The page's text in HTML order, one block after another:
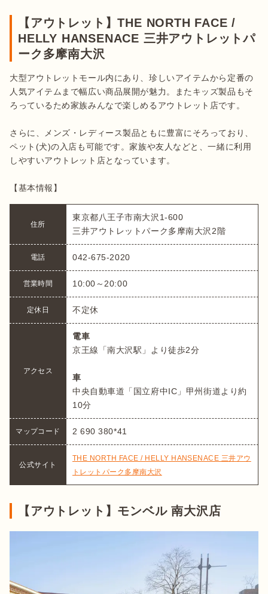
【アウトレット】THE NORTH FACE /
HELLY HANSENACE 三井アウトレットパ
ーク多摩南大沢
大型アウトレットモール内にあり、珍しいアイテムから定番の
人気アイテムまで幅広い商品展開が魅力。またキッズ製品もそ
ろっているため家族みんなで楽しめるアウトレット店です。
さらに、メンズ・レディース製品ともに豊富にそろっており、
ペット(犬)の入店も可能です。家族や友人などと、一緒に利用
しやすいアウトレット店となっています。
【基本情報】
住所
東京都八王子市南大沢1-600
三井アウトレットパーク多摩南大沢2階
電話 042-675-2020
営業時間 10:00～20:00
定休日 不定休
アクセス
電車
京王線「南大沢駅」より徒歩2分
車
中央自動車道「国立府中IC」甲州街道より約
10分
マップコード 2 690 380*41
公式サイト
THE NORTH FACE / HELLY HANSENACE 三井アウ
トレットパーク多摩南大沢
【アウトレット】モンベル 南大沢店